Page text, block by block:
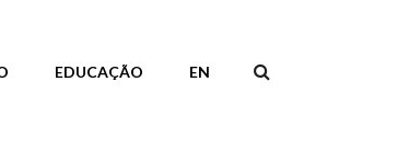
EDUCAÇÃO EN